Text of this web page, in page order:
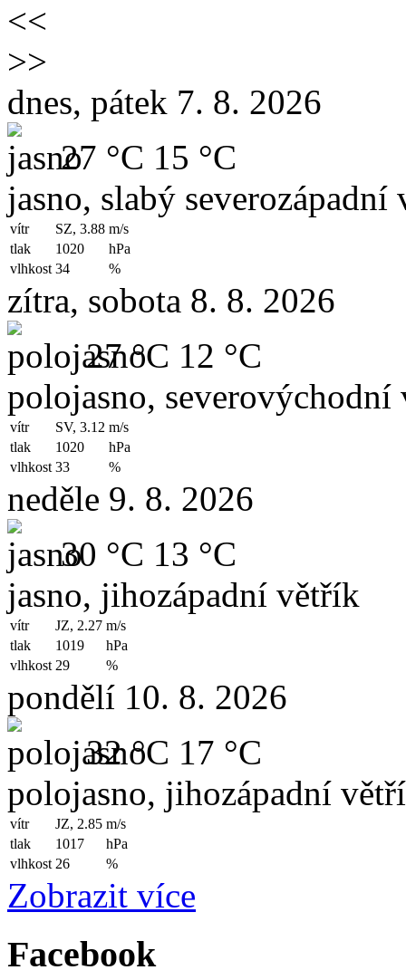
<<
>>
dnes, pátek 7. 8. 2026
27 °C 15 °C
jasno, slabý severozápadní
vítr SZ, 3.88 m/s
tlak
1020
hPa
vlhkost 34 %
zítra, sobota 8. 8. 2026
27 °C 12 °C
polojasno, severovýchodní
vítr SV, 3.12 m/s
tlak
1020
hPa
vlhkost 33 %
neděle 9. 8. 2026
30 °C 13 °C
jasno, jihozápadní větřík
vítr JZ, 2.27 m/s
tlak
1019
hPa
vlhkost 29 %
pondělí 10. 8. 2026
32 °C 17 °C
polojasno, jihozápadní
vítr JZ, 2.85 m/s
tlak
1017
hPa
vlhkost 26 %
Zobrazit více
Facebook